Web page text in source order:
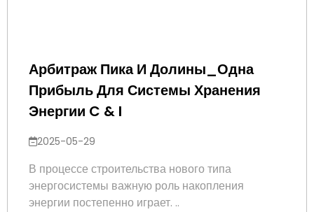
Арбитраж Пика И Долины_Одна
Прибыль Для Системы Хранения
Энергии C & I
2025-05-29
В процессе строительства нового типа
энергосистемы важную роль накопления
энергии постепенно играет. ..